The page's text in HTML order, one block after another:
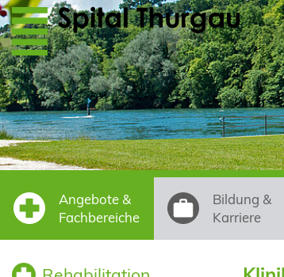
Direkt zum Inhalt
Angebote &
Fachbereiche
Bildung &
Karriere